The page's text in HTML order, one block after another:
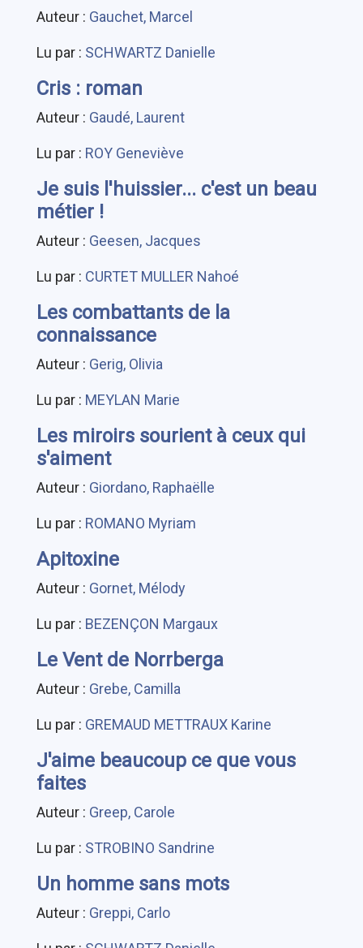
Auteur : Gauchet, Marcel
Lu par : SCHWARTZ Danielle
Cris : roman
Auteur : Gaudé, Laurent
Lu par : ROY Geneviève
Je suis l'huissier... c'est un beau
métier !
Auteur : Geesen, Jacques
Lu par : CURTET MULLER Nahoé
Les combattants de la
connaissance
Auteur : Gerig, Olivia
Lu par : MEYLAN Marie
Les miroirs sourient à ceux qui
s'aiment
Auteur : Giordano, Raphaëlle
Lu par : ROMANO Myriam
Apitoxine
Auteur : Gornet, Mélody
Lu par : BEZENÇON Margaux
Le Vent de Norrberga
Auteur : Grebe, Camilla
Lu par : GREMAUD METTRAUX Karine
J'aime beaucoup ce que vous
faites
Auteur : Greep, Carole
Lu par : STROBINO Sandrine
Un homme sans mots
Auteur : Greppi, Carlo